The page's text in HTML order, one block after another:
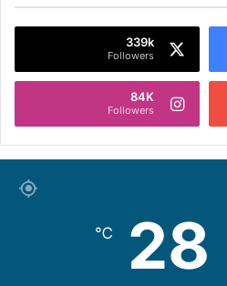
339k
Followers
84K
Followers
28
℃